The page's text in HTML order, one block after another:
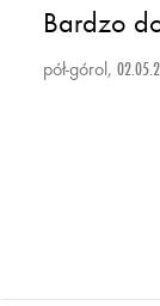
Bardzo
pół-górol,